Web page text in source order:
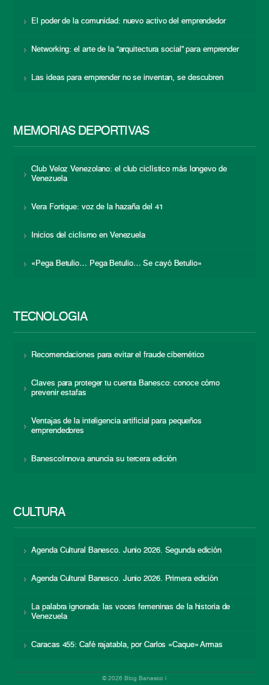
El poder de la comunidad: nuevo activo del emprendedor
Networking: el arte de la “arquitectura social” para emprender
Las ideas para emprender no se inventan, se descubren
MEMORIAS DEPORTIVAS
Club Veloz Venezolano: el club ciclístico más longevo de
Venezuela
Vera Fortique: voz de la hazaña del 41
Inicios del ciclismo en Venezuela
«Pega Betulio… Pega Betulio… Se cayó Betulio»
TECNOLOGÍA
Recomendaciones para evitar el fraude cibernético
Claves para proteger tu cuenta Banesco: conoce cómo
prevenir estafas
Ventajas de la inteligencia artificial para pequeños
emprendedores
BanescoInnova anuncia su tercera edición
CULTURA
Agenda Cultural Banesco. Junio 2026. Segunda edición
Agenda Cultural Banesco. Junio 2026. Primera edición
La palabra ignorada: las voces femeninas de la historia de
Venezuela
Caracas 455: Café rajatabla, por Carlos «Caque» Armas
© 2026 Blog Banesco |